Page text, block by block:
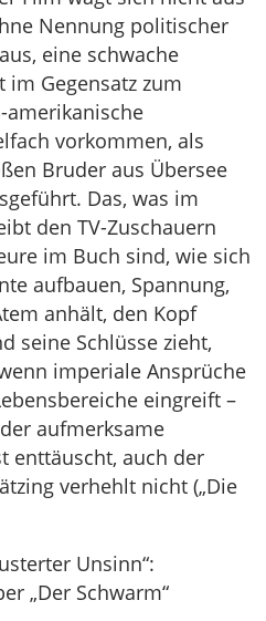
Nennung politischer
eine schwache
im Gegensatz zum
amerikanische
vorkommen, als
Bruder aus Übersee
Das, was im
den TV-Zuschauern
im Buch sind, wie sich
aufbauen, Spannung,
anhält, den Kopf
seine Schlüsse zieht,
imperiale Ansprüche
eingreift –
aufmerksame
enttäuscht, auch der
verhehlt nicht („Die
Unsinn“:
„Der Schwarm“